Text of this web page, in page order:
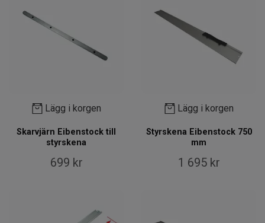
Lägg i korgen
Skarvjärn Eibenstock till
styrskena
699 kr
Lägg i korgen
Styrskena Eibenstock 750
mm
1 695 kr